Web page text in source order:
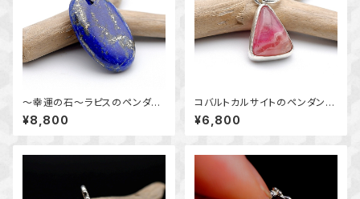
～幸運の石～ラピスのペンダン
ト （挟み込みバチカン） 天然
石アクセサリー 一点物 ペン
ダントトップ macari
¥8,800
コバルトカルサイトのペンダン
ト ～個性的な模様を楽しむ
～ 天然石アクセサリー 一点
物 macari
¥6,800